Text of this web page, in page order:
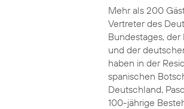
Mehr als 200
Vertreter des
Bundestages,
und der
haben in der
spanischen
Deutschland,
100-jährige